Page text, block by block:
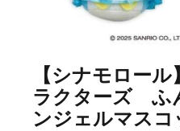
【シナモロー
ラクターズ ふ
ンジェルマスコ